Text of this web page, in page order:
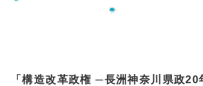
「構造改革政権 ─長洲神奈川県政